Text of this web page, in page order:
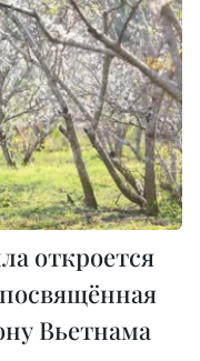
откроется
Вьетнама